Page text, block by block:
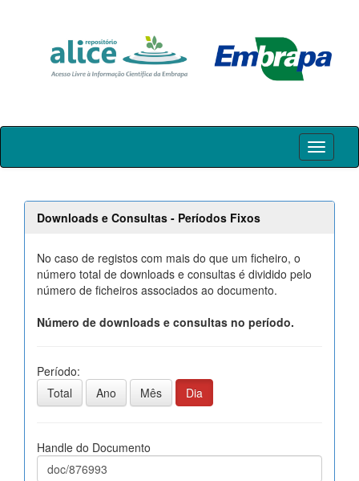
Skip
Downloads e Consultas - Períodos Fixos
No caso de registos com mais do que um ficheiro, o
número total de downloads e consultas é dividido pelo
número de ficheiros associados ao documento.
Número de downloads e consultas no período.
Período:
Total
Ano Mês Dia
Handle do Documento